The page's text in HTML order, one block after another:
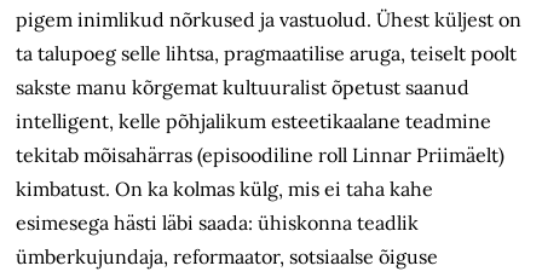
pigem inimlikud nõrkused ja vastuolud. Ühest küljest on
ta talupoeg selle lihtsa, pragmaatilise aruga, teiselt poolt
sakste manu kõrgemat kultuuralist õpetust saanud
intelligent, kelle põhjalikum esteetikaalane teadmine
tekitab mõisahärras (episoodiline roll Linnar Priimäelt)
kimbatust. On ka kolmas külg, mis ei taha kahe
esimesega hästi läbi saada: ühiskonna teadlik
ümberkujundaja, reformaator, sotsiaalse õiguse